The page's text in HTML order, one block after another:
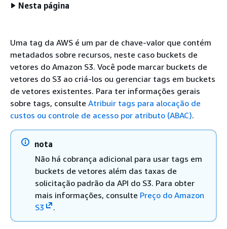
Nesta página
Uma tag da AWS é um par de chave-valor que contém
metadados sobre recursos, neste caso buckets de
vetores do Amazon S3. Você pode marcar buckets de
vetores do S3 ao criá-los ou gerenciar tags em buckets
de vetores existentes. Para ter informações gerais
sobre tags, consulte Atribuir tags para alocação de
custos ou controle de acesso por atributo (ABAC).
nota
Não há cobrança adicional para usar tags em
buckets de vetores além das taxas de
solicitação padrão da API do S3. Para obter
mais informações, consulte Preço do Amazon
S3
.